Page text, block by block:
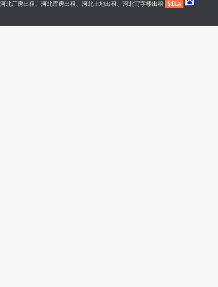
河北厂房出租、河北库房出租、河北土地出租、河北写字楼出租
51La